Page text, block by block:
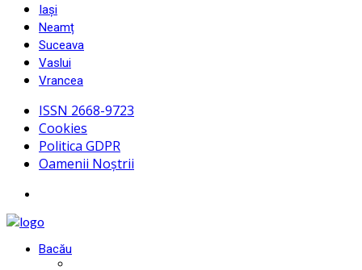
Iași
Neamț
Suceava
Vaslui
Vrancea
ISSN 2668-9723
Cookies
Politica GDPR
Oamenii Noștrii
Bacău